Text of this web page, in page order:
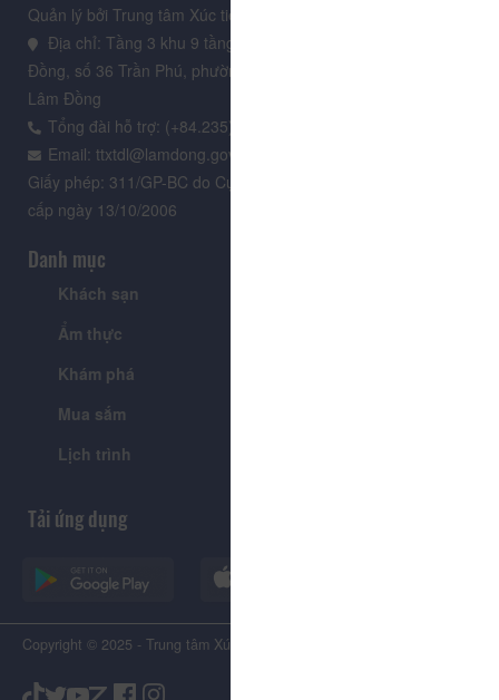
Quản lý bởi Trung tâm Xúc tiến Du lịch Lâm Đồng
Địa chỉ: Tầng 3 khu 9 tầng, Trung tâm Hành chính tỉnh Lâm
Đồng, số 36 Trần Phú, phường Xuân Hương - Đà Lạt, tỉnh
Lâm Đồng
Tổng đài hỗ trợ: (+84.235) 3.916.961
Email: ttxtdl@lamdong.gov.vn
Giấy phép: 311/GP-BC do Cục Báo chí - Bộ Văn hóa Thông tin
cấp ngày 13/10/2006
Danh mục
Khách sạn
Ẩm thực
Khám phá
Mua sắm
Lịch trình
Tải ứng dụng
Copyright © 2025 - Trung tâm Xúc tiến Du lịch Tỉnh Lâm Đồng